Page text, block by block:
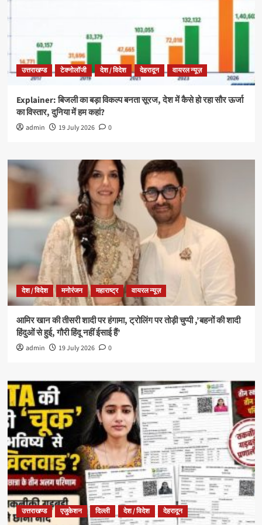
उत्तराखण्ड टेक्नोलॉजी देश / विदेश देहरादून वायरल न्यूज़
Explainer: बिजली का बड़ा विकल्प बनता सूरज, देश में कैसे हो रहा सौर ऊर्जा
का विस्तार, दुनिया में हम कहां?
admin 19 July 2026 0
देश / विदेश मनोरंजन महाराष्ट्र वायरल न्यूज़
आमिर खान की तीसरी शादी पर हंगामा, ट्रोलिंग पर तोड़ी चुप्पी ,’बहनों की शादी
हिंदुओं से हुई, गौरी हिंदू नहीं ईसाई हैं’
admin 19 July 2026 0
उत्तराखण्ड एजुकेशन दिल्ली देश / विदेश देहरादून